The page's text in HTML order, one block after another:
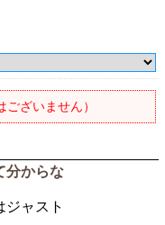
ざいません）
分からな
ャスト